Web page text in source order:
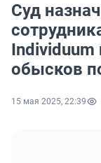
Суд
Individuum
обысков
15 мая 2025, 22:39